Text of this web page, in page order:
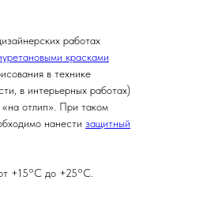
работах
красками
в технике
в интерьерных работах)
отлип». При таком
нанести защитный
+15°С до +25°С.